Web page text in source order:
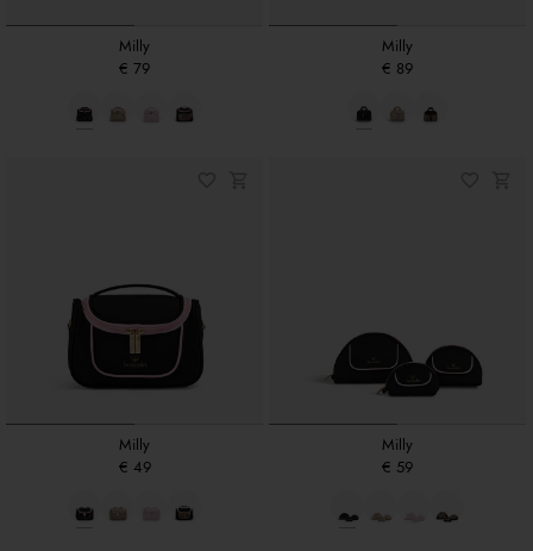
Milly
€ 79
Milly
€ 89
Milly
€ 49
Milly
€ 59